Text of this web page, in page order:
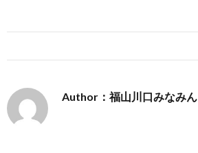
Author：福山川口みなみん